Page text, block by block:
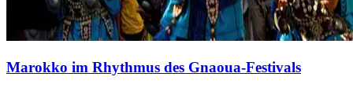
Marokko im Rhythmus des Gnaoua-Festivals